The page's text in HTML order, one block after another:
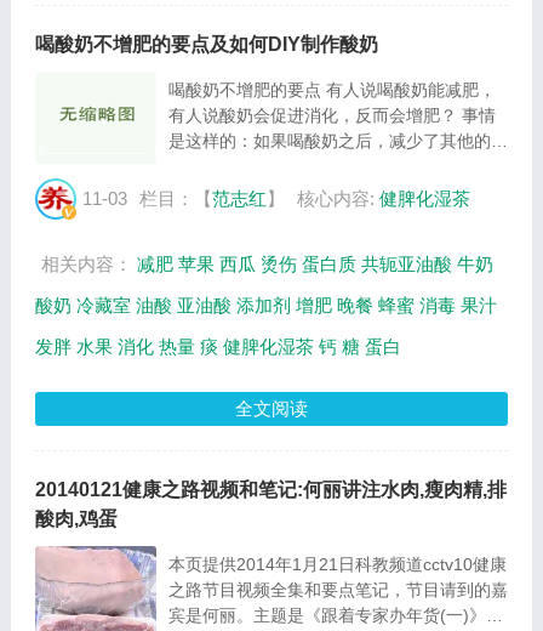
喝酸奶不增肥的要点及如何DIY制作酸奶
喝酸奶不增肥的要点 有人说喝酸奶能减肥，
有人说酸奶会促进消化，反而会增肥？ 事情
是这样的：如果喝酸奶之后，减少了其他的食
那么酸奶有利于减肥。 国外有研究证明，在
11-03 栏目：【范志红】 核心内容: 健脾化湿茶
相关内容： 减肥 苹果 西瓜 烫伤 蛋白质 共轭亚油酸 牛奶
酸奶 冷藏室 油酸 亚油酸 添加剂 增肥 晚餐 蜂蜜 消毒 果汁
发胖 水果 消化 热量 痰 健脾化湿茶 钙 糖 蛋白
全文阅读
20140121健康之路视频和笔记:何丽讲注水肉,瘦肉精,排
酸肉,鸡蛋
本页提供2014年1月21日科教频道cctv10健康
之路节目视频全集和要点笔记，节目请到的嘉
宾是何丽。主题是《跟着专家办年货(一)》。